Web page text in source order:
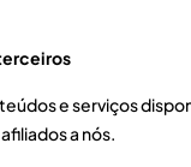
e serviços
a nós.